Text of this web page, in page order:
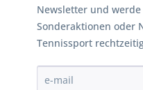
Newsletter und
Sonderaktionen oder
Tennissport